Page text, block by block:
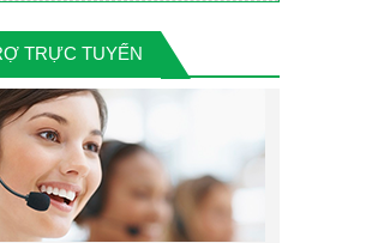
TRỰC TUYẾN